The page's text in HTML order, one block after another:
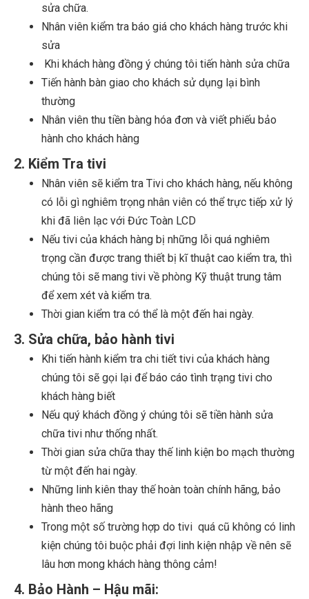
sửa chữa.
Nhân viên kiểm tra báo giá cho khách hàng trước khi
sửa
Khi khách hàng đồng ý chúng tôi tiến hành sửa chữa
Tiến hành bàn giao cho khách sử dụng lại bình
thường
Nhân viên thu tiền bàng hóa đơn và viết phiếu bảo
hành cho khách hàng
2. Kiểm Tra tivi
Nhân viên sẽ kiểm tra Tivi cho khách hàng, nếu không
có lỗi gì nghiêm trọng nhân viên có thể trực tiếp xử lý
khi đã liên lạc với Đức Toàn LCD
Nếu tivi của khách hàng bị những lỗi quá nghiêm
trọng cần được trang thiết bị kĩ thuật cao kiểm tra, thì
chúng tôi sẽ mang tivi về phòng Kỹ thuật trung tâm
để xem xét và kiểm tra.
Thời gian kiểm tra có thể là một đến hai ngày.
3. Sửa chữa, bảo hành tivi
Khi tiến hành kiểm tra chi tiết tivi của khách hàng
chúng tôi sẽ gọi lại để báo cáo tình trạng tivi cho
khách hàng biết
Nếu quý khách đồng ý chúng tôi sẽ tiền hành sửa
chữa tivi như thống nhất.
Thời gian sửa chữa thay thế linh kiện bo mạch thường
từ một đến hai ngày.
Những linh kiên thay thế hoàn toàn chính hãng, bảo
hành theo hãng
Trong một số trường hợp do tivi quá cũ không có linh
kiện chúng tôi buộc phải đợi linh kiện nhập về nên sẽ
lâu hơn mong khách hàng thông cảm!
4. Bảo Hành – Hậu mãi: